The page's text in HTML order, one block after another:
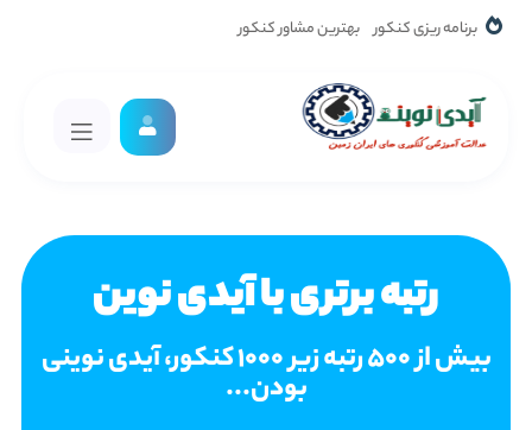
برنامه ریزی کنکور بهترین مشاور کنکور
رتبه برتری با آیدی نوین
بیش از 500 رتبه زیر 1000 کنکور، آیدی نوینی
بودن...